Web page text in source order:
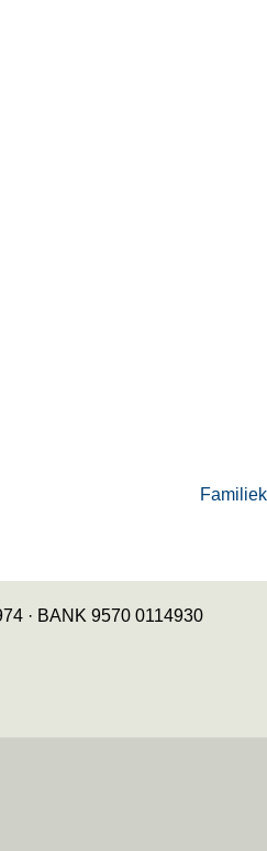
· BANK 9570 0114930